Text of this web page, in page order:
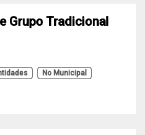
Grupo Tradicional
No Municipal